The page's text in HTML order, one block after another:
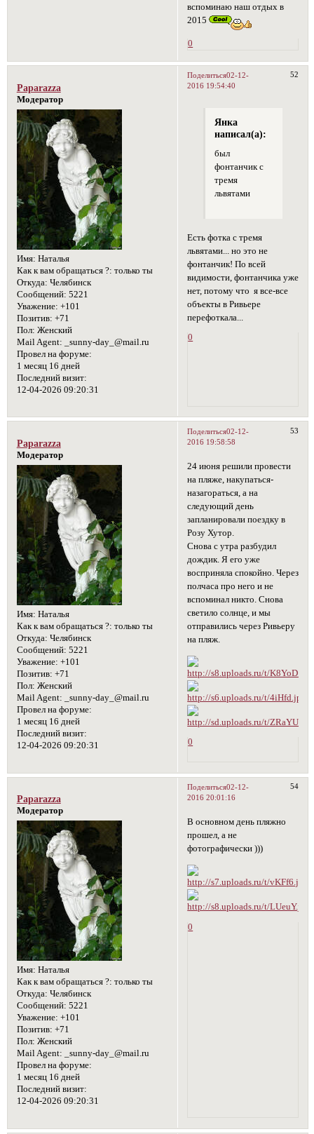
вспоминаю наш отдых в
2015
0
Поделиться 52
02-12-
2016 19:54:40
Paparazza
Модератор
Имя: Наталья
Как к вам обращаться ?: только ты
Откуда: Челябинск
Сообщений: 5221
Уважение: +101
Позитив: +71
Пол: Женский
Mail Agent: _sunny-day_@mail.ru
Провел на форуме:
1 месяц 16 дней
Последний визит:
12-04-2026 09:20:31
Янка
написал(а):
был
фонтанчик с
тремя
львятами
Есть фотка с тремя
львятами... но это не
фонтанчик! По всей
видимости, фонтанчика уже
нет, потому что я все-все
объекты в Ривьере
перефоткала...
0
Поделиться 53
02-12-
2016 19:58:58
Paparazza
Модератор
Имя: Наталья
Как к вам обращаться ?: только ты
Откуда: Челябинск
Сообщений: 5221
Уважение: +101
Позитив: +71
Пол: Женский
Mail Agent: _sunny-day_@mail.ru
Провел на форуме:
1 месяц 16 дней
Последний визит:
12-04-2026 09:20:31
24 июня решили провести
на пляже, накупаться-
назагораться, а на
следующий день
запланировали поездку в
Розу Хутор.
Снова с утра разбудил
дождик. Я его уже
восприняла спокойно. Через
полчаса про него и не
вспоминал никто. Снова
светило солнце, и мы
отправились через Ривьеру
на пляж.
0
Поделиться 54
02-12-
2016 20:01:16
Paparazza
Модератор
Имя: Наталья
Как к вам обращаться ?: только ты
Откуда: Челябинск
Сообщений: 5221
Уважение: +101
Позитив: +71
Пол: Женский
Mail Agent: _sunny-day_@mail.ru
Провел на форуме:
1 месяц 16 дней
Последний визит:
12-04-2026 09:20:31
В основном день пляжно
прошел, а не
фотографически )))
0